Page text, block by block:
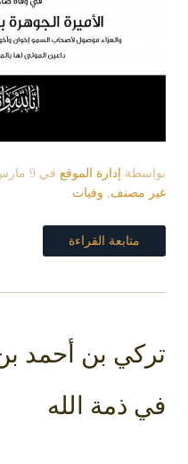
بواسطة إدارة الموقع في 9 مارس، 2023
غير مصنف, وفيات
متابعة القراءة
تركي بن أحمد
في ذمة الله